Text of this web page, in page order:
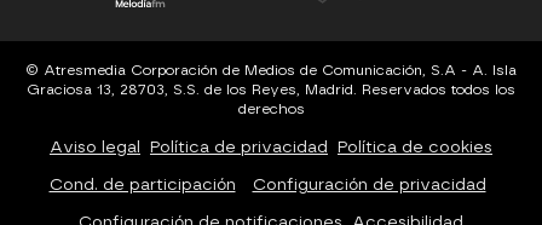
© Atresmedia Corporación de Medios de Comunicación, S.A - A. Isla
Graciosa 13, 28703, S.S. de los Reyes, Madrid. Reservados todos los
derechos
Aviso legal Política de privacidad Política de cookies
Cond. de participación Configuración de privacidad